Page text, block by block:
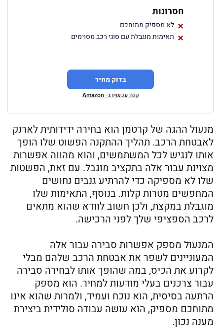
חסרונות
לא מספיק מתוחכם
תאימות מוגבלת עם סוגי רכב מסוימים
בדוק מחיר
קנה עכשיו ב- Amazon
מנעול ההגה של קרטמן הוא בחירה ידידותית לארנק
לאבטחת הרכב. תהליך ההתקנה הפשוט שלו הופך
אותו לנגיש לכל המשתמשים, והוא מהווה אפשרות
מצוינת עבור אלה בתקציב מוגבל. עם זאת, הפשטות
שלו לא מספיקה כדי להרתיע גנבים נחושים
המחפשים מטרות קלות. בנוסף, התאימות שלו
מוגבלת במקצת, ולכן חשוב לוודא שהוא מתאים
לרכב הספציפי שלך לפני הרכישה.
המנעול מספק אפשרות סבירה עבור אלה
המעוניינים לשפר את אבטחת הרכב שלהם מבלי
לקרוע את הכיס, במה שהופך אותו לבחירה סבירה
עבור צרכנים בעלי מודעות למחיר. הוא מספק
הרתעה בסיסית, הוא נוכח ועמיד, ולמרות שהוא אינו
מתוחכם מספיק, הוא עושה עבודה סולידית ביצירת
מענה נכון.